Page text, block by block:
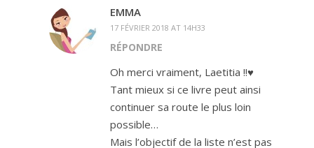
EMMA
17 FÉVRIER 2018 AT 14H33
RÉPONDRE
Oh merci vraiment, Laetitia !!♥
Tant mieux si ce livre peut ainsi
continuer sa route le plus loin
possible…
Mais l’objectif de la liste n’est pas